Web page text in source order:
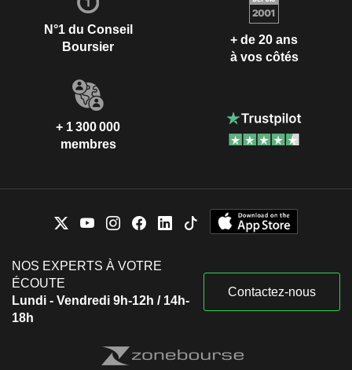
N°1 du Conseil
Boursier
+ de 20 ans
à vos côtés
+ 1 300 000
membres
NOS EXPERTS À VOTRE
ÉCOUTE
Lundi - Vendredi 9h-12h / 14h-
18h
Contactez-nous